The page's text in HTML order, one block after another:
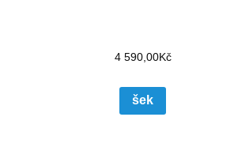
4 590,00Kč
šek